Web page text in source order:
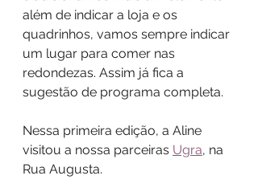
além de indicar a loja e os
quadrinhos, vamos sempre indicar
um lugar para comer nas
redondezas. Assim já fica a
sugestão de programa completa.
Nessa primeira edição, a Aline
visitou a nossa parceiras Ugra, na
Rua Augusta.